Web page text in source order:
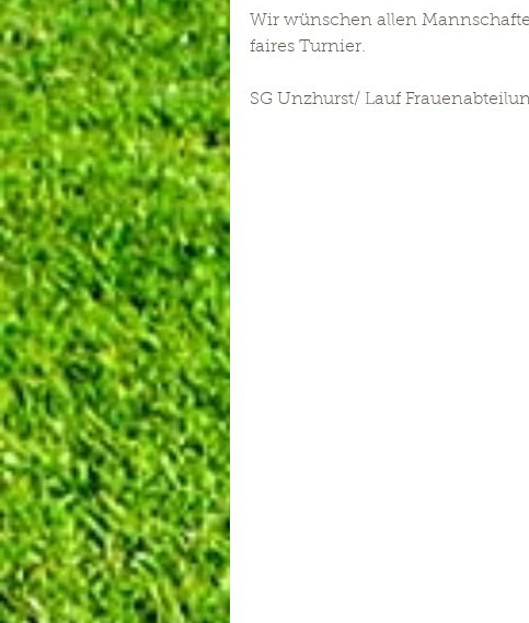
Wir wünschen allen
faires Turnier.
SG Unzhurst/ Lauf